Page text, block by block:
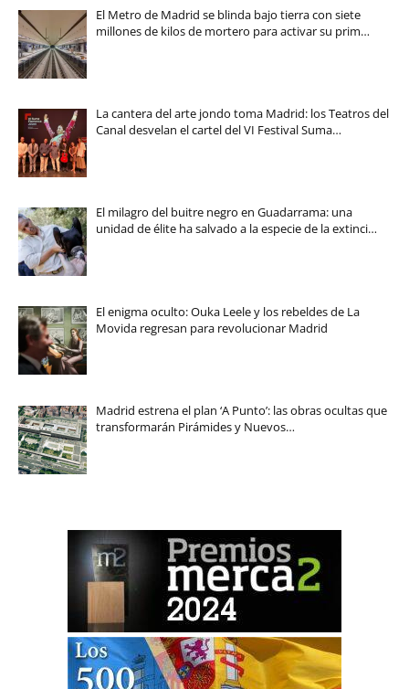
El Metro de Madrid se blinda bajo tierra con siete
millones de kilos de mortero para activar su prim…
La cantera del arte jondo toma Madrid: los Teatros del
Canal desvelan el cartel del VI Festival Suma…
El milagro del buitre negro en Guadarrama: una
unidad de élite ha salvado a la especie de la extinci…
El enigma oculto: Ouka Leele y los rebeldes de La
Movida regresan para revolucionar Madrid
Madrid estrena el plan ‘A Punto’: las obras ocultas que
transformarán Pirámides y Nuevos…